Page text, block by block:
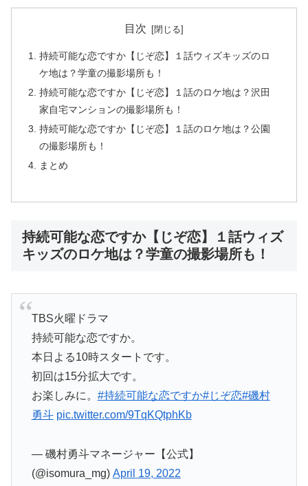
目次
持続可能な恋ですか【じぞ恋】１話ウィズキッズのロ
ケ地は？学童の撮影場所も！
持続可能な恋ですか【じぞ恋】１話のロケ地は？沢田
家自宅マンションの撮影場所も！
持続可能な恋ですか【じぞ恋】１話のロケ地は？公園
の撮影場所も！
まとめ
持続可能な恋ですか【じぞ恋】１話ウィズ
キッズのロケ地は？学童の撮影場所も！
TBS火曜ドラマ
持続可能な恋ですか。
本日よる10時スタートです。
初回は15分拡大です。
お楽しみに。 #持続可能な恋ですか#じぞ恋#磯村
勇斗 pic.twitter.com/9TqKQtphKb
— 磯村勇斗マネージャー【公式】
(@isomura_mg) April 19, 2022